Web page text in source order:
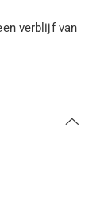
verblijf van